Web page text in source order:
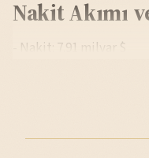
Nakit Akımı
- Nakit: 7.91 milyar $